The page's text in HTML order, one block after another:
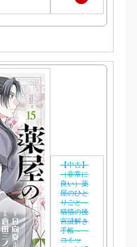
天
購
【中古】
（非常に
良い）薬
屋のひと
りごと～
猫猫の後
宮謎解き
手帳～
コミッ